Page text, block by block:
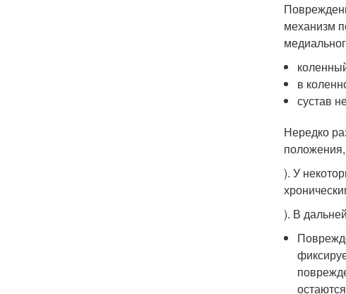
механизм
в
сустав
Нередко
). У
). В